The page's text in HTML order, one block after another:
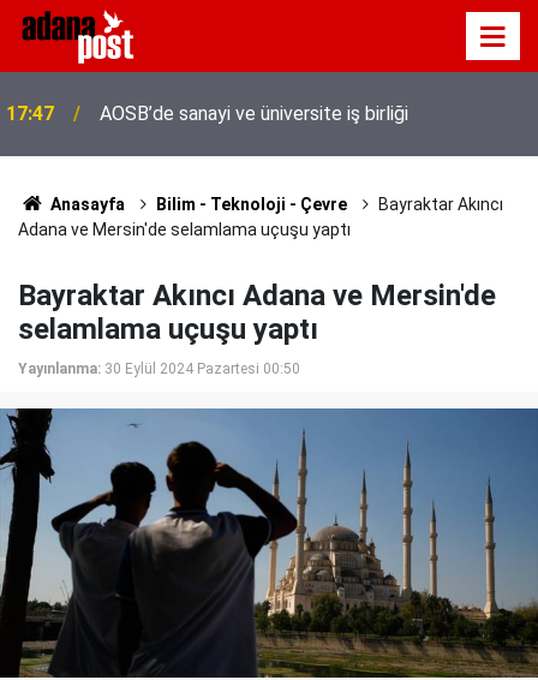
17:47 AOSB’de sanayi ve üniversite iş birliği
Anasayfa Bilim - Teknoloji - Çevre
Bayraktar Akıncı
Adana ve Mersin'de selamlama uçuşu yaptı
Bayraktar Akıncı Adana ve Mersin'de
selamlama uçuşu yaptı
Yayınlanma: 30 Eylül 2024 Pazartesi 00:50